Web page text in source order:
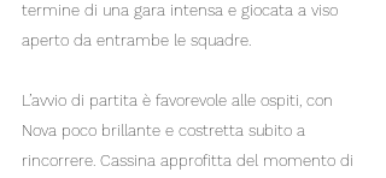
termine di una gara intensa e giocata a viso
aperto da entrambe le squadre.
L’avvio di partita è favorevole alle ospiti, con
Nova poco brillante e costretta subito a
rincorrere. Cassina approfitta del momento di